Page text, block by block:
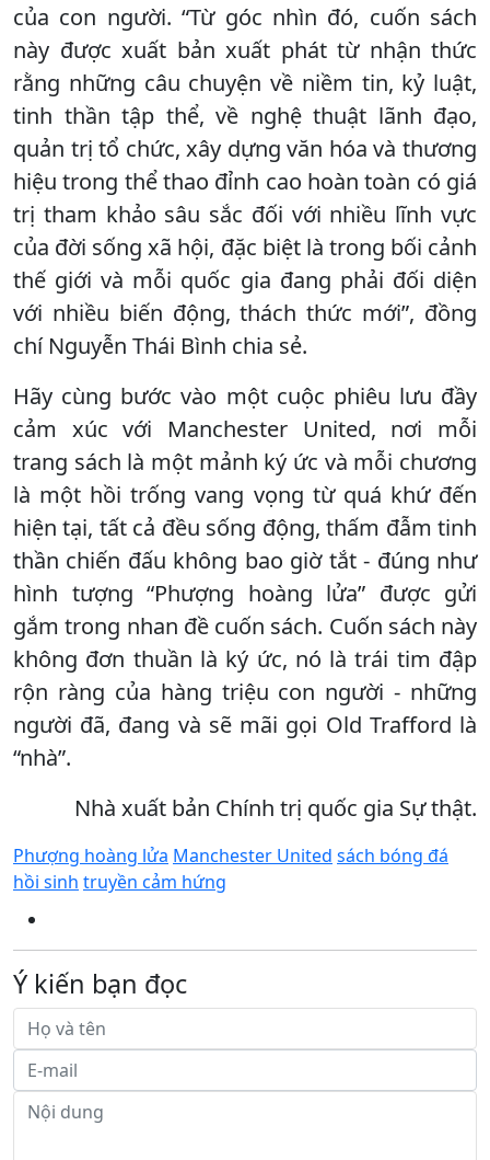
của con người. “Từ góc nhìn đó, cuốn sách
này được xuất bản xuất phát từ nhận thức
rằng những câu chuyện về niềm tin, kỷ luật,
tinh thần tập thể, về nghệ thuật lãnh đạo,
quản trị tổ chức, xây dựng văn hóa và thương
hiệu trong thể thao đỉnh cao hoàn toàn có giá
trị tham khảo sâu sắc đối với nhiều lĩnh vực
của đời sống xã hội, đặc biệt là trong bối cảnh
thế giới và mỗi quốc gia đang phải đối diện
với nhiều biến động, thách thức mới”, đồng
chí Nguyễn Thái Bình chia sẻ.
Hãy cùng bước vào một cuộc phiêu lưu đầy
cảm xúc với Manchester United, nơi mỗi
trang sách là một mảnh ký ức và mỗi chương
là một hồi trống vang vọng từ quá khứ đến
hiện tại, tất cả đều sống động, thấm đẫm tinh
thần chiến đấu không bao giờ tắt - đúng như
hình tượng “Phượng hoàng lửa” được gửi
gắm trong nhan đề cuốn sách. Cuốn sách này
không đơn thuần là ký ức, nó là trái tim đập
rộn ràng của hàng triệu con người - những
người đã, đang và sẽ mãi gọi Old Trafford là
“nhà”.
Nhà xuất bản Chính trị quốc gia Sự thật.
Phượng hoàng lửa Manchester United sách bóng đá
hồi sinh truyền cảm hứng
Ý kiến bạn đọc